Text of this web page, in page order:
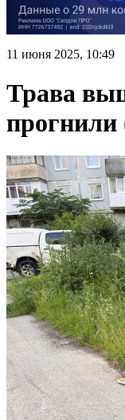
11 июня 2025, 10:49
Трава
прогнили